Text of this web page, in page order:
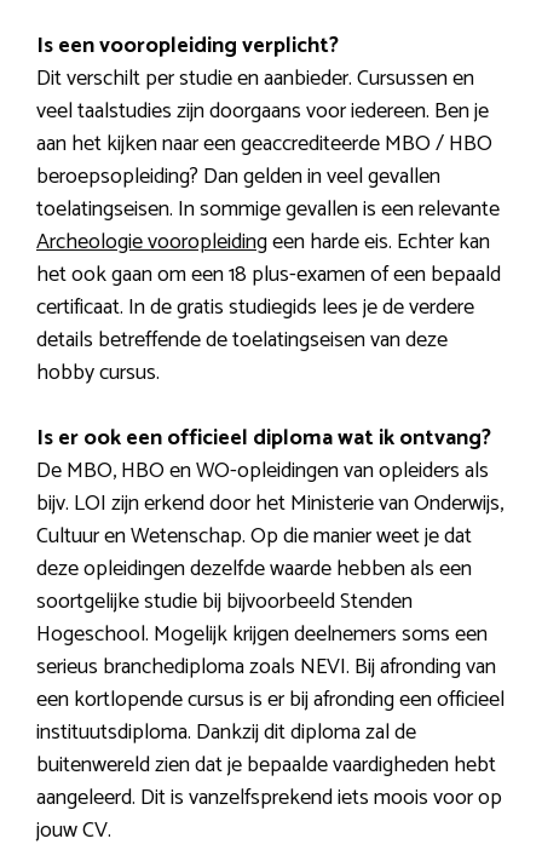
Is een vooropleiding verplicht?
Dit verschilt per studie en aanbieder. Cursussen en
veel taalstudies zijn doorgaans voor iedereen. Ben je
aan het kijken naar een geaccrediteerde MBO / HBO
beroepsopleiding? Dan gelden in veel gevallen
toelatingseisen. In sommige gevallen is een relevante
Archeologie vooropleidingeen harde eis. Echter kan
het ook gaan om een 18 plus-examen of een bepaald
certificaat. In de gratis studiegids lees je de verdere
details betreffende de toelatingseisen van deze
hobby cursus.
Is er ook een officieel diploma wat ik ontvang?
De MBO, HBO en WO-opleidingen van opleiders als
bijv. LOI zijn erkend door het Ministerie van Onderwijs,
Cultuur en Wetenschap. Op die manier weet je dat
deze opleidingen dezelfde waarde hebben als een
soortgelijke studie bij bijvoorbeeld Stenden
Hogeschool. Mogelijk krijgen deelnemers soms een
serieus branchediploma zoals NEVI. Bij afronding van
een kortlopende cursus is er bij afronding een officieel
instituutsdiploma. Dankzij dit diploma zal de
buitenwereld zien dat je bepaalde vaardigheden hebt
aangeleerd. Dit is vanzelfsprekend iets moois voor op
jouw CV.